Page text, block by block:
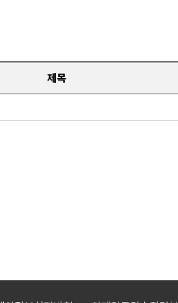
제목